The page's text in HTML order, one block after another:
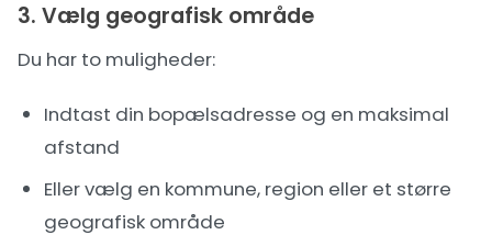
3. Vælg geografisk område
Du har to muligheder:
Indtast din bopælsadresse og en maksimal
afstand
Eller vælg en kommune, region eller et større
geografisk område